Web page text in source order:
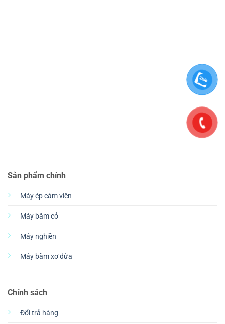
Sản phẩm chính
Máy ép cám viên
Máy băm cỏ
Máy nghiền
Máy băm xơ dừa
Chính sách
Đổi trả hàng